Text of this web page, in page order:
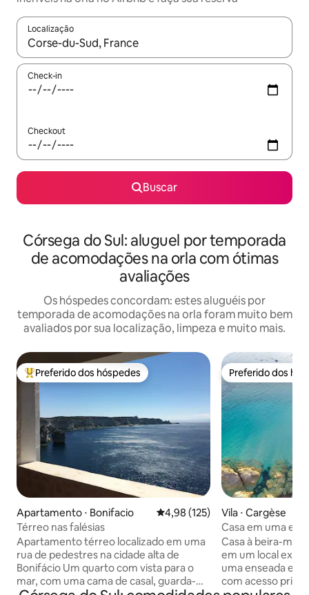
Localização
Quando os resultados estiverem disponíveis, explore-os
Check-in
Checkout
Buscar
Córsega do Sul: aluguel por temporada
de acomodações na orla com ótimas
avaliações
Os hóspedes concordam: estes aluguéis por
temporada de acomodações na orla foram muito bem
avaliados por sua localização, limpeza e muito mais.
Entre os melhores preferidos dos hóspedes
Preferido dos hóspedes
Apartamento ⋅ Bonifacio 4,98 de uma avaliação média de
4,98 (125)
Térreo nas falésias
Apartamento térreo localizado em uma
rua de pedestres na cidade alta de
Bonifácio Um quarto com vista para o
mar, com uma cama de casal, guarda-
Preferido dos
Preferido dos
Vila ⋅ Cargèse
Casa em uma enseada, em uma praia de
areia
Casa à beira-mar
em um local
uma enseada
com acesso